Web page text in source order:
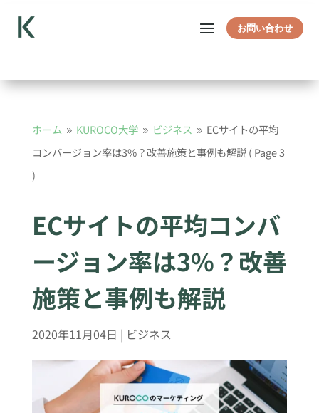
お問い合わせ
ホーム 9 KUROCO大学 9 ビジネス 9 ECサイトの平均
コンバージョン率は3%？改善施策と事例も解説( Page 3
)
ECサイトの平均コンバ
ージョン率は3%？改善
施策と事例も解説
2020年11月04日 | ビジネス